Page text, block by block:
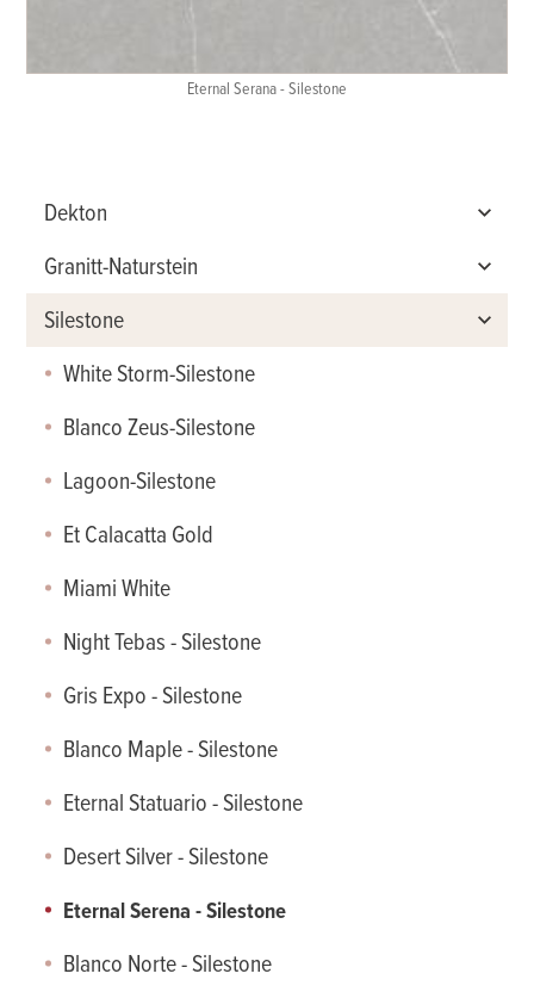
Eternal Serana - Silestone
Eternal Serana - Silestone
Dekton
Umber - Dekton
Kelya - Dekton
Lunar - Dekton
Taga - Dekton
Sirius - Dekton
Laurent - Dekton
Kira Dekton
Arga - Dekton
Entzo - Dekton
Rem - Dekton
Argentium - Dekton
Marina - Dekton
Nacre - Dekton
Trilium - Dekton
Granitt-Naturstein
Lys labrador
Mørk Labrador-Emerald Pearl
Black Galaxy
Impala - Rustenberg
Stargate Cosmos
Sort Granitt
Angola Black
Steel Grey
Viscont White
Grå Granitt
Silestone
White Storm-Silestone
Blanco Zeus-Silestone
Lagoon-Silestone
Et Calacatta Gold
Miami White
Night Tebas - Silestone
Gris Expo - Silestone
Blanco Maple - Silestone
Eternal Statuario - Silestone
Desert Silver - Silestone
Eternal Serena - Silestone
Blanco Norte - Silestone